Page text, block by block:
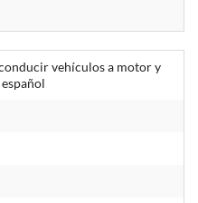
vehículos a motor y